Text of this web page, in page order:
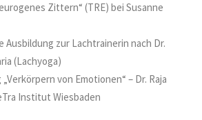
Zittern“ (TRE) bei Susanne
zur Lachtrainerin nach Dr.
(Lachyoga)
von Emotionen“ – Dr. Raja
Institut Wiesbaden